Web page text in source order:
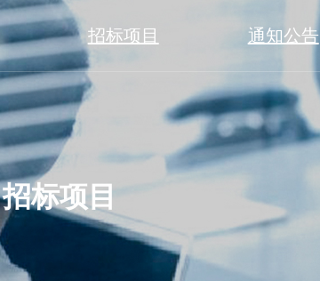
招标项目 通知公告
招标项目